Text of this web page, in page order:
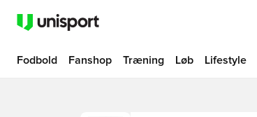
Fodbold Fanshop Træning Løb Lifestyle